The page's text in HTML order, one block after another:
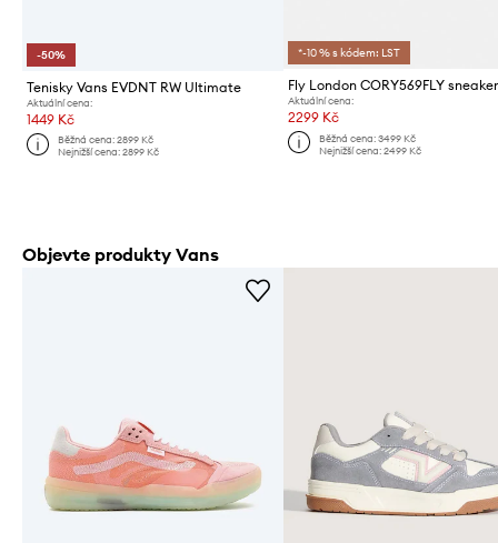
-50%
Tenisky Vans EVDNT RW Ultimate
Aktuální cena:
1449 Kč
Běžná cena:2899 Kč
Nejnižší cena:2899 Kč
*-10 % s kódem: LST
Aktuální cena:
2299 Kč
Běžná cena: 3499 Kč
Nejnižší cena: 2499 Kč
Objevte produkty Vans